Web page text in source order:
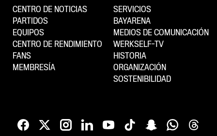
CENTRO DE NOTICIAS
PARTIDOS
EQUIPOS
CENTRO DE RENDIMIENTO
FANS
MEMBRESÍA
SERVICIOS
BAYARENA
MEDIOS DE COMUNICACIÓN
WERKSELF-TV
HISTORIA
ORGANIZACIÓN
SOSTENIBILIDAD